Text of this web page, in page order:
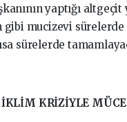
yaptığı
gibi mucizevi
sürelerde
KRİZİYLE